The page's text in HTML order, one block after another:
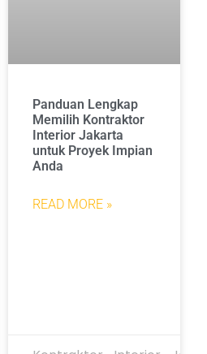
Panduan Lengkap
Memilih Kontraktor
Interior Jakarta
untuk Proyek Impian
Anda
READ MORE »